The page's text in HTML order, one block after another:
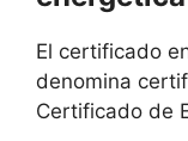
El certificado
denomina
Certificado de